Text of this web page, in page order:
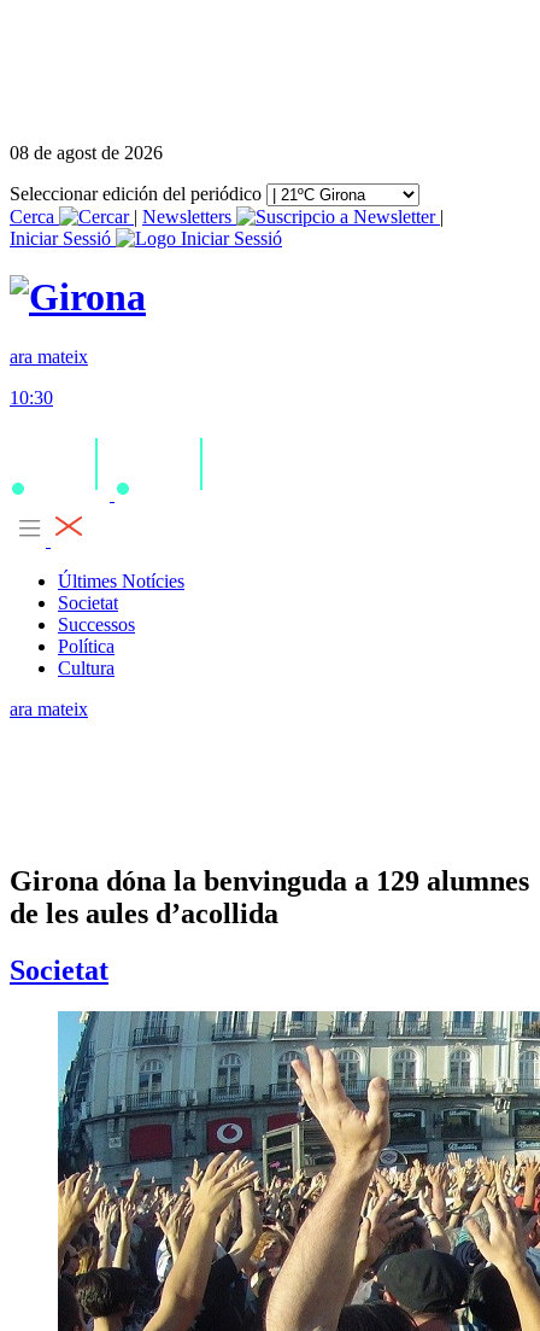
08 de agost de 2026
Seleccionar edición del periódico
Cerca
| Newsletters
|
Iniciar Sessió
ara mateix
10:30
Últimes Notícies
Societat
Successos
Política
Cultura
ara mateix
Girona dóna la benvinguda a 129 alumnes
de les aules d’acollida
Societat